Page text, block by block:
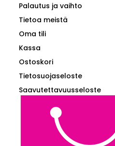
Palautus ja vaihto
Tietoa meistä
Oma tili
Kassa
Ostoskori
Tietosuojaseloste
Saavutettavuusseloste